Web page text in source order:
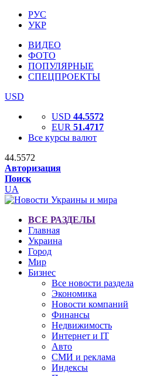
РУС
УКР
ВИДЕО
ФОТО
ПОПУЛЯРНЫЕ
СПЕЦПРОЕКТЫ
USD
USD 44.5572
EUR 51.4717
Все курсы валют
44.5572
Авторизация
Поиск
UA
ВСЕ РАЗДЕЛЫ
Главная
Украина
Город
Мир
Бизнес
Все новости раздела
Экономика
Новости компаний
Финансы
Недвижимость
Интернет и IT
Авто
СМИ и реклама
Индексы